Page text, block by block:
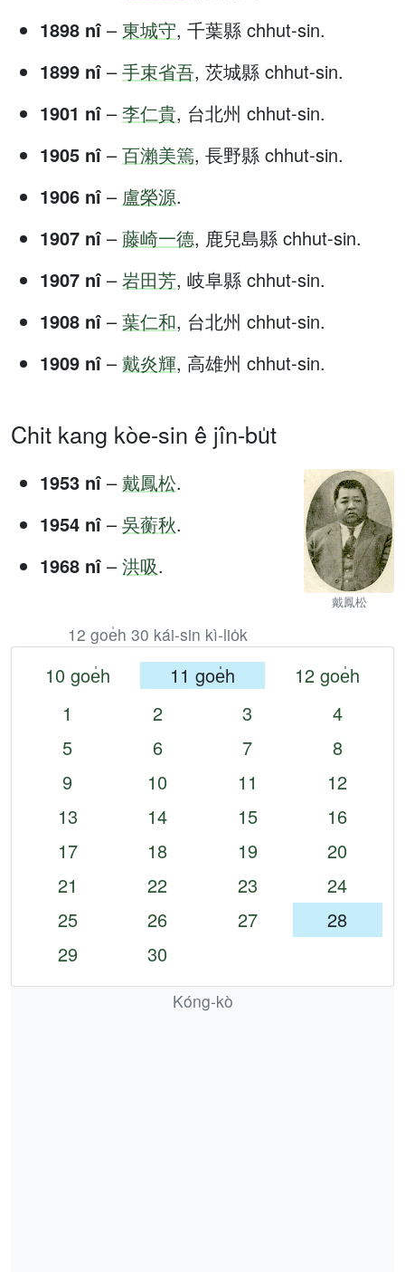
1898 nî – 東城守, 千葉縣 chhut-sin.
1899 nî – 手束省吾, 茨城縣 chhut-sin.
1901 nî – 李仁貴, 台北州 chhut-sin.
1905 nî – 百瀨美篶, 長野縣 chhut-sin.
1906 nî – 盧榮源.
1907 nî – 藤崎一德, 鹿兒島縣 chhut-sin.
1907 nî – 岩田芳, 岐阜縣 chhut-sin.
1908 nî – 葉仁和, 台北州 chhut-sin.
1909 nî – 戴炎輝, 高雄州 chhut-sin.
Chit kang kòe-sin ê jîn-bu̍t
戴鳳松
1953 nî – 戴鳳松.
1954 nî – 吳蘅秋.
1968 nî – 洪吸.
12 goe̍h 30 kái-sin kì-lio̍k
10 goe̍h 11 goe̍h
12 goe̍h
1
2 3
4
5
6 7
8
9
10 11
12
13
14 15
16
17
18 19
20
21
22 23
24
25
26 27
28
29
30
Kóng-kò